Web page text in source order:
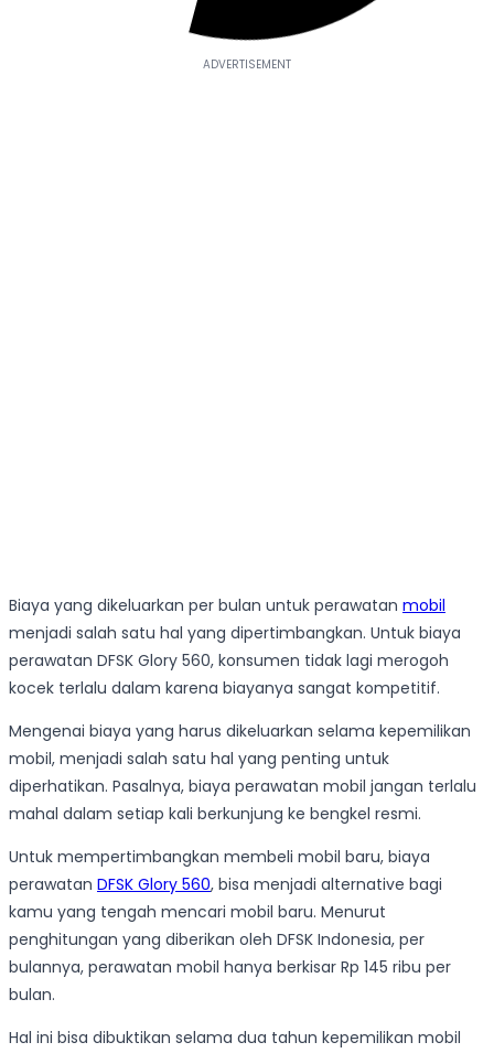
Biaya yang dikeluarkan per bulan untuk perawatan mobil
menjadi salah satu hal yang dipertimbangkan. Untuk biaya
perawatan DFSK Glory 560, konsumen tidak lagi merogoh
kocek terlalu dalam karena biayanya sangat kompetitif.
Mengenai biaya yang harus dikeluarkan selama kepemilikan
mobil, menjadi salah satu hal yang penting untuk
diperhatikan. Pasalnya, biaya perawatan mobil jangan terlalu
mahal dalam setiap kali berkunjung ke bengkel resmi.
Untuk mempertimbangkan membeli mobil baru, biaya
perawatan DFSK Glory 560, bisa menjadi alternative bagi
kamu yang tengah mencari mobil baru. Menurut
penghitungan yang diberikan oleh DFSK Indonesia, per
bulannya, perawatan mobil hanya berkisar Rp 145 ribu per
bulan.
Hal ini bisa dibuktikan selama dua tahun kepemilikan mobil